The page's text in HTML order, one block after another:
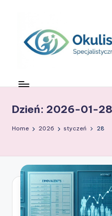
content
z
k
w
G
ł
o
Dzień: 2026-01-28
Home 2026 styczeń 28